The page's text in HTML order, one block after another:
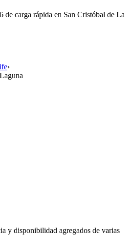
de carga rápida en San Cristóbal de La
›
y disponibilidad agregados de varias